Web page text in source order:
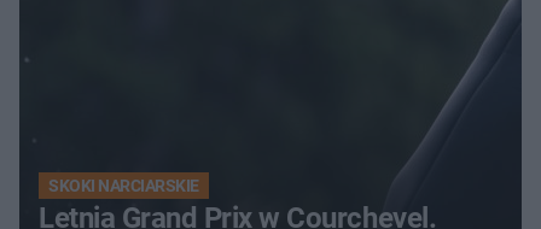
SKOKI NARCIARSKIE
Letnia Grand Prix w Courchevel.